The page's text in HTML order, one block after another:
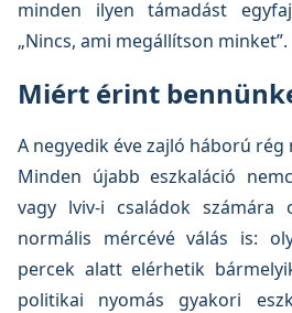
minden ilyen támadást
„Nincs, ami megállítson minket”.
Miért érint
A negyedik éve zajló háború rég
Minden újabb eszkaláció
vagy lviv-i családok számára
normális mércévé válás is:
percek alatt elérhetik
politikai nyomás gyakori